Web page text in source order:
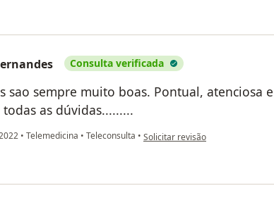
Consulta verificada
sao sempre muito boas. Pontual, atenciosa
as dúvidas.........
• Telemedicina • Teleconsulta • na opinião do utilizador Juliana
Solicitar revisão